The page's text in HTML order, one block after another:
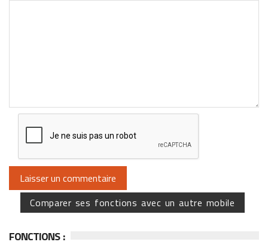
Comparer ses fonctions avec un autre mobile
FONCTIONS :